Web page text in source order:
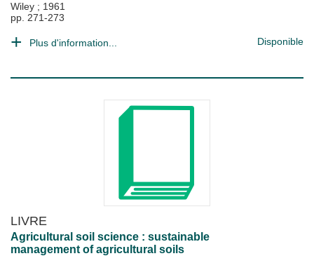
Wiley ; 1961
pp. 271-273
Plus d'information... Disponible
LIVRE
Agricultural soil science : sustainable
management of agricultural soils